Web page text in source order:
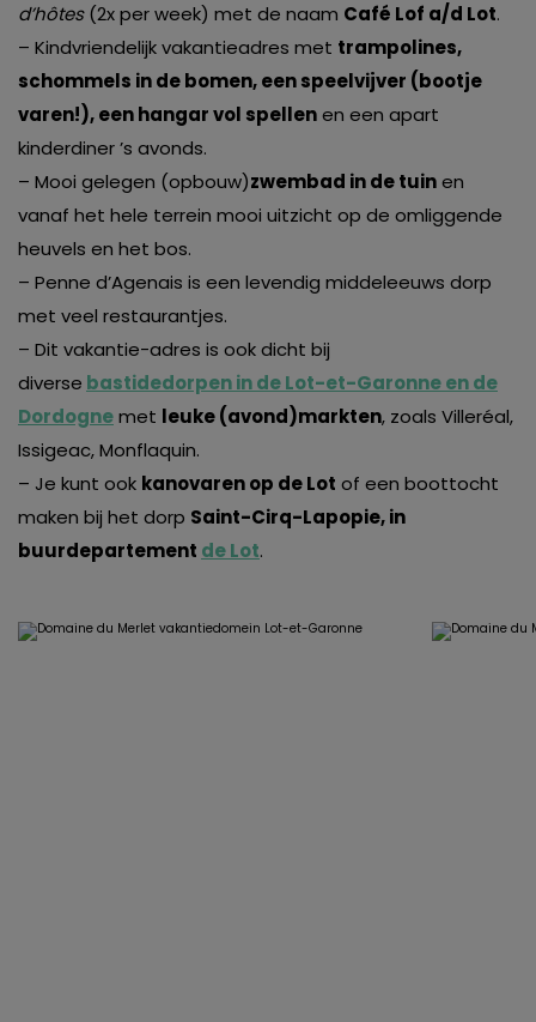
d’hôtes(2x per week) met de naam Café Lof a/d Lot.
– Kindvriendelijk vakantieadres met trampolines,
schommels in de bomen, een speelvijver (bootje
varen!), een hangar vol spellenen een apart
kinderdiner ’s avonds.
– Mooi gelegen (opbouw)zwembad in de tuinen
vanaf het hele terrein mooi uitzicht op de omliggende
heuvels en het bos.
– Penne d’Agenais is een levendig middeleeuws dorp
met veel restaurantjes.
– Dit vakantie-adres is ook dicht bij
diverse bastidedorpen in de Lot-et-Garonne en de
Dordognemet leuke (avond)markten, zoals Villeréal,
Issigeac, Monflaquin.
– Je kunt ook kanovaren op de Lot of een boottocht
maken bij het dorp Saint-Cirq-Lapopie, in
buurdepartement de Lot.